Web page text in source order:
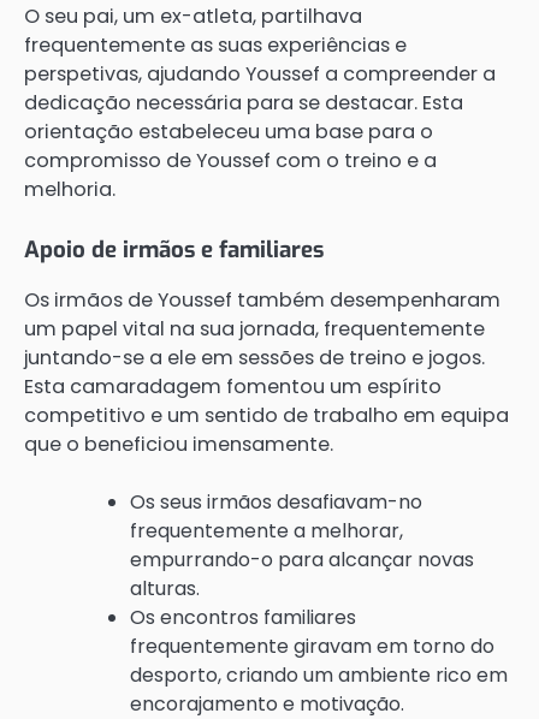
O seu pai, um ex-atleta, partilhava
frequentemente as suas experiências e
perspetivas, ajudando Youssef a compreender a
dedicação necessária para se destacar. Esta
orientação estabeleceu uma base para o
compromisso de Youssef com o treino e a
melhoria.
Apoio de irmãos e familiares
Os irmãos de Youssef também desempenharam
um papel vital na sua jornada, frequentemente
juntando-se a ele em sessões de treino e jogos.
Esta camaradagem fomentou um espírito
competitivo e um sentido de trabalho em equipa
que o beneficiou imensamente.
Os seus irmãos desafiavam-no
frequentemente a melhorar,
empurrando-o para alcançar novas
alturas.
Os encontros familiares
frequentemente giravam em torno do
desporto, criando um ambiente rico em
encorajamento e motivação.